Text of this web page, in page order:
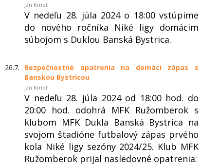
Ján Kmeť
V nedeľu 28. júla 2024 o 18:00 vstúpime
do nového ročníka Niké ligy domácim
súbojom s Duklou Banská Bystrica.
26.7.
Bezpečnostné opatrenia na domáci zápas s
Banskou Bystricou
Ján Kmeť
V nedeľu 28. júla 2024 od 18:00 hod. do
20:00 hod. odohrá MFK Ružomberok s
klubom MFK Dukla Banská Bystrica na
svojom štadióne futbalový zápas prvého
kola Niké ligy sezóny 2024/25. Klub MFK
Ružomberok prijal nasledovné opatrenia: